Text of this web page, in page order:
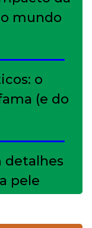
mundo
o
(e do
detalhes
pele